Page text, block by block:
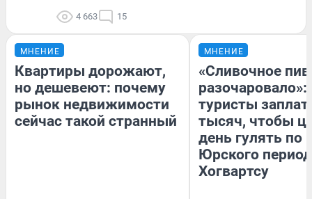
4 663 15
МНЕНИЕ
Квартиры дорожают,
но дешевеют: почему
рынок недвижимости
сейчас такой странный
МНЕНИЕ
«Сливочное
разочаровало»:
туристы
тысяч, чтобы
день гулять по
Юрского
Хогвартсу